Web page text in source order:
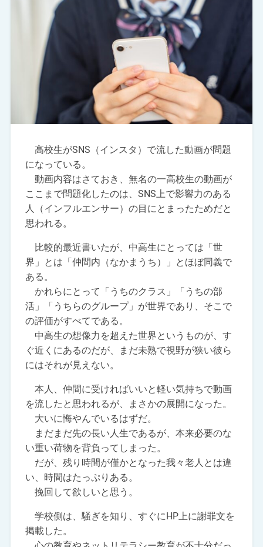
高校生がSNS（インスタ）で流した動画が問題
になっている。
動画内容はさておき、無名の一高校生の動画が
ここまで問題化したのは、SNS上で影響力のある
人（インフルエンサー）の目にとまったためだと
思われる。
比較的最近書いたが、中高生にとっては「世
界」とは「仲間内（なかまうち）」とほぼ同義で
ある。
かれらにとって「うちのクラス」「うちの部
活」「うちらのグループ」が世界であり、そこで
の評価がすべてである。
中高生の想像力を超えた世界というものが、す
ぐ近くにあるのだが、まだ未熟で視野が狭い彼ら
にはそれが見えない。
本人、仲間に受ければいいと軽い気持ちで動画
を流したと思われるが、まさかの展開になった。
大いに悔やんでいるはずだ。
まだまだ先の長い人生であるが、本来必要のな
い重い荷物を背負ってしまった。
だが、残り時間が僅かとなった我々老人とは違
い、時間はたっぷりある。
挽回して欲しいと思う。
学校側は、騒ぎを知り、すぐにHP上に謝罪文を
掲載した。